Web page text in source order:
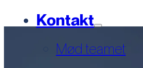
Kontakt
Mød teamet